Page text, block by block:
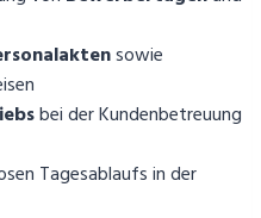
sowie
bei der Kundenbetreuung
Tagesablaufs in der